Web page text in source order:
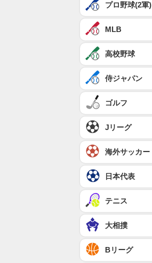
プロ野球(2軍)
MLB
高校野球
侍ジャパン
ゴルフ
Jリーグ
海外サッカー
日本代表
テニス
大相撲
Bリーグ